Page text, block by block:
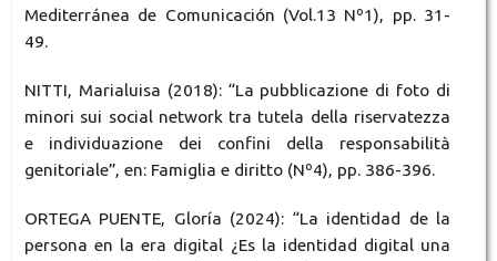
Mediterránea de Comunicación (Vol.13 Nº1), pp. 31-
49.
NITTI, Marialuisa (2018): “La pubblicazione di foto di
minori sui social network tra tutela della riservatezza
e individuazione dei confini della responsabilità
genitoriale”, en: Famiglia e diritto (Nº4), pp. 386-396.
ORTEGA PUENTE, Gloría (2024): “La identidad de la
persona en la era digital ¿Es la identidad digital una